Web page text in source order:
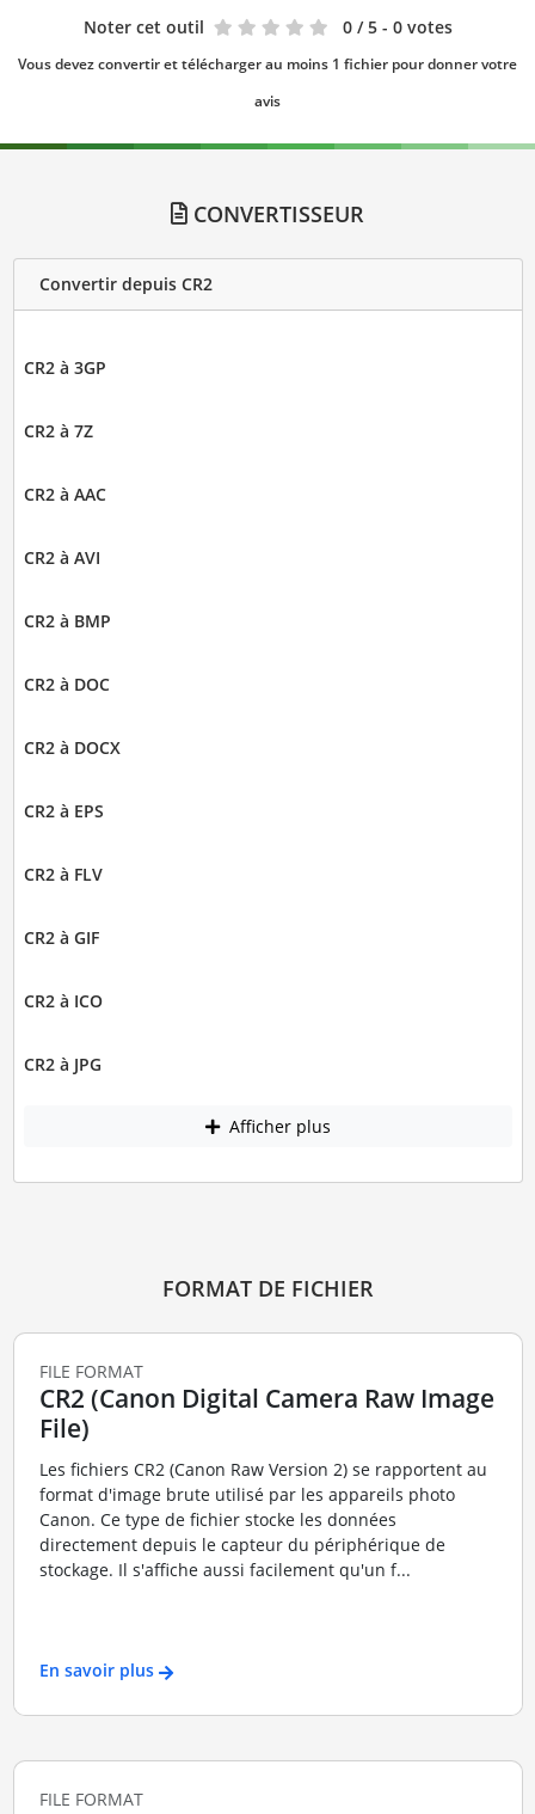
Noter cet outil 0 / 5 - 0 votes
Vous devez convertir et télécharger au moins 1 fichier pour donner votre
avis
CONVERTISSEUR
Convertir depuis CR2
CR2 à 3GP
CR2 à 7Z
CR2 à AAC
CR2 à AVI
CR2 à BMP
CR2 à DOC
CR2 à DOCX
CR2 à EPS
CR2 à FLV
CR2 à GIF
CR2 à ICO
CR2 à JPG
Afficher plus
FORMAT DE FICHIER
FILE FORMAT
CR2 (Canon Digital Camera Raw Image
File)
Les fichiers CR2 (Canon Raw Version 2) se rapportent au
format d'image brute utilisé par les appareils photo
Canon. Ce type de fichier stocke les données
directement depuis le capteur du périphérique de
stockage. Il s'affiche aussi facilement qu'un f...
En savoir plus
FILE FORMAT